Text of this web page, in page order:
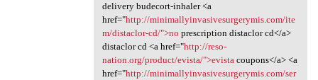
delivery budecort-inhaler <a
href="http://minimallyinvasivesurgerymis.com/ite
m/distaclor-cd/">no prescription distaclor cd</a>
distaclor cd <a href="http://reso-
nation.org/product/evista/">evistacoupons</a> <a
href="http://minimallyinvasivesurgerymis.com/ser